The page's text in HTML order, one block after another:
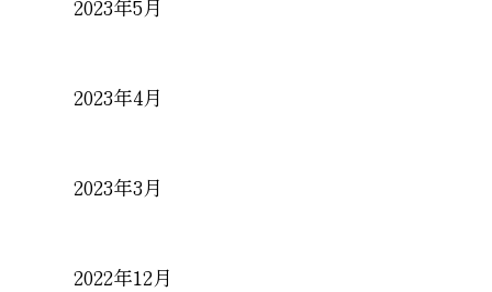
2023年5月
2023年4月
2023年3月
2022年12月